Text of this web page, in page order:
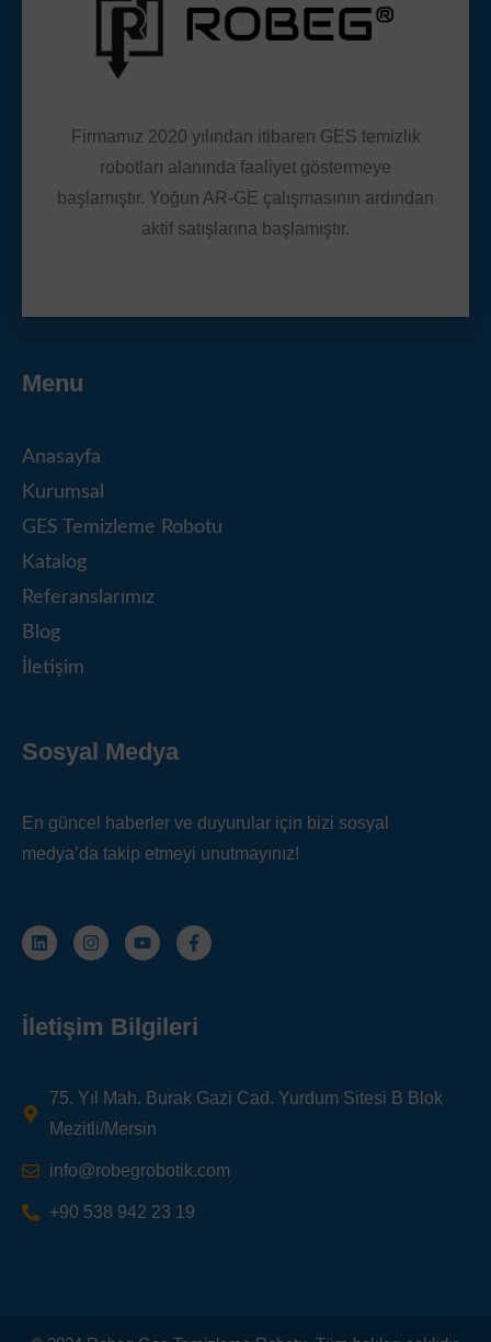
Firmamız 2020 yılından itibaren GES temizlik
robotları alanında faaliyet göstermeye
başlamıştır. Yoğun AR-GE çalışmasının ardından
aktif satışlarına başlamıştır.
Menu
Anasayfa
Kurumsal
GES Temizleme Robotu
Katalog
Referanslarımız
Blog
İletişim
Sosyal Medya
En güncel haberler ve duyurular için bizi sosyal
medya’da takip etmeyi unutmayınız!
İletişim Bilgileri
75. Yıl Mah. Burak Gazi Cad. Yurdum Sitesi B Blok
Mezitli/Mersin
info@robegrobotik.com
+90 538 942 23 19